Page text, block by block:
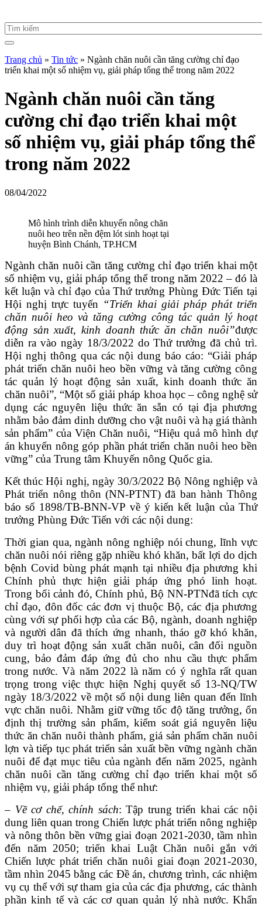
Trang chủ » Tin tức » Ngành chăn nuôi cần tăng cường chỉ đạo
triển khai một số nhiệm vụ, giải pháp tổng thể trong năm 2022
Ngành chăn nuôi cần tăng
cường chỉ đạo triển khai một
số nhiệm vụ, giải pháp tổng thể
trong năm 2022
08/04/2022
Mô hình trình diễn khuyến nông chăn
nuôi heo trên nền đệm lót sinh hoạt tại
huyện Bình Chánh, TP.HCM
Ngành chăn nuôi cần tăng cường chỉ đạo triển khai một
số nhiệm vụ, giải pháp tổng thể trong năm 2022 – đó là
kết luận và chỉ đạo của Thứ trưởng Phùng Đức Tiến tại
Hội nghị trực tuyến “Triển khai giải pháp phát triển
chăn nuôi heo và tăng cường công tác quản lý hoạt
động sản xuất, kinh doanh thức ăn chăn nuôi”được
diễn ra vào ngày 18/3/2022 do Thứ trưởng đã chủ trì.
Hội nghị thông qua các nội dung báo cáo: “Giải pháp
phát triển chăn nuôi heo bền vững và tăng cường công
tác quản lý hoạt động sản xuất, kinh doanh thức ăn
chăn nuôi”, “Một số giải pháp khoa học – công nghệ sử
dụng các nguyên liệu thức ăn sẵn có tại địa phương
nhằm bảo đảm dinh dưỡng cho vật nuôi và hạ giá thành
sản phẩm” của Viện Chăn nuôi, “Hiệu quả mô hình dự
án khuyến nông góp phần phát triển chăn nuôi heo bền
vững” của Trung tâm Khuyến nông Quốc gia.
Kết thúc Hội nghị, ngày 30/3/2022 Bộ Nông nghiệp và
Phát triển nông thôn (NN-PTNT) đã ban hành Thông
báo số 1898/TB-BNN-VP về ý kiến kết luận của Thứ
trưởng Phùng Đức Tiến với các nội dung:
Thời gian qua, ngành nông nghiệp nói chung, lĩnh vực
chăn nuôi nói riêng gặp nhiều khó khăn, bất lợi do dịch
bệnh Covid bùng phát mạnh tại nhiều địa phương khi
Chính phủ thực hiện giải pháp ứng phó linh hoạt.
Trong bối cảnh đó, Chính phủ, Bộ NN-PTNđã tích cực
chỉ đạo, đôn đốc các đơn vị thuộc Bộ, các địa phương
cùng với sự phối hợp của các Bộ, ngành, doanh nghiệp
và người dân đã thích ứng nhanh, tháo gỡ khó khăn,
duy trì hoạt động sản xuất chăn nuôi, cân đối nguồn
cung, bảo đảm đáp ứng đủ cho nhu cầu thực phẩm
trong nước. Và năm 2022 là năm có ý nghĩa rất quan
trọng trong việc thực hiện Nghị quyết số 13-NQ/TW
ngày 18/3/2022 về một số nội dung liên quan đến lĩnh
vực chăn nuôi. Nhằm giữ vững tốc độ tăng trưởng, ổn
định thị trường sản phẩm, kiểm soát giá nguyên liệu
thức ăn chăn nuôi thành phẩm, giá sản phẩm chăn nuôi
lợn và tiếp tục phát triển sản xuất bền vững ngành chăn
nuôi để đạt mục tiêu của ngành đến năm 2025, ngành
chăn nuôi cần tăng cường chỉ đạo triển khai một số
nhiệm vụ, giải pháp tổng thể như:
– Về cơ chế, chính sách: Tập trung triển khai các nội
dung liên quan trong Chiến lược phát triển nông nghiệp
và nông thôn bền vững giai đoạn 2021-2030, tầm nhìn
đến năm 2050; triển khai Luật Chăn nuôi gắn với
Chiến lược phát triển chăn nuôi giai đoạn 2021-2030,
tầm nhìn 2045 bằng các Đề án, chương trình, các nhiệm
vụ cụ thể với sự tham gia của các địa phương, các thành
phần kinh tế và các cơ quan quản lý nhà nước. Khẩn